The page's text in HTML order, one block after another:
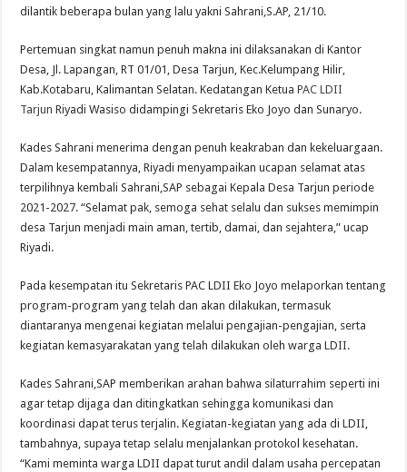
dilantik beberapa bulan yang lalu yakni Sahrani,S.AP, 21/10.
Pertemuan singkat namun penuh makna ini dilaksanakan di Kantor
Desa, Jl. Lapangan, RT 01/01, Desa Tarjun, Kec.Kelumpang Hilir,
Kab.Kotabaru, Kalimantan Selatan. Kedatangan KetuaPAC LDII
Tarjun Riyadi Wasiso didampingi Sekretaris Eko Joyo dan Sunaryo.
Kades Sahrani menerima dengan penuh keakraban dan kekeluargaan.
Dalam kesempatannya, Riyadi menyampaikan ucapan selamat atas
terpilihnya kembali Sahrani,SAP sebagai Kepala Desa Tarjun periode
2021-2027. “Selamat pak, semoga sehat selalu dan sukses memimpin
desa Tarjun menjadi main aman, tertib, damai, dan sejahtera,” ucap
Riyadi.
Pada kesempatan itu Sekretaris PAC LDII Eko Joyo melaporkan tentang
program-program yang telah dan akan dilakukan, termasuk
diantaranya mengenai kegiatan melalui pengajian-pengajian, serta
kegiatan kemasyarakatan yang telah dilakukan oleh warga LDII.
Kades Sahrani,SAP memberikan arahan bahwa silaturrahim seperti ini
agar tetap dijaga dan ditingkatkan sehingga komunikasi dan
koordinasi dapat terus terjalin. Kegiatan-kegiatan yang ada di LDII,
tambahnya, supaya tetap selalu menjalankan protokol kesehatan.
“Kami meminta warga LDII dapat turut andil dalam usaha percepatan